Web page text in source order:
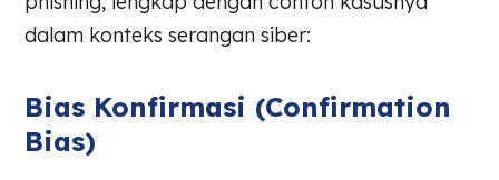
dalam konteks serangan siber:
Bias Konfirmasi (Confirmation
Bias)